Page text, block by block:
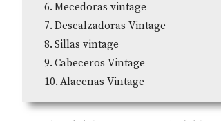
Mecedoras vintage
Descalzadoras Vintage
Sillas vintage
Cabeceros Vintage
Alacenas Vintage